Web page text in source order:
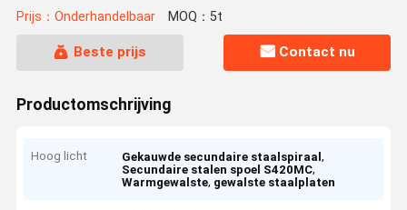
Prijs：Onderhandelbaar MOQ：5t
Beste prijs Contact nu
Productomschrijving
Hoog licht Gekauwde secundaire staalspiraal,
Secundaire stalen spoel S420MC,
Warmgewalste, gewalste staalplaten